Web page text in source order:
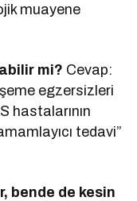
muayene
mi? Cevap:
egzersizleri
hastalarının
tedavi”
bende de kesin